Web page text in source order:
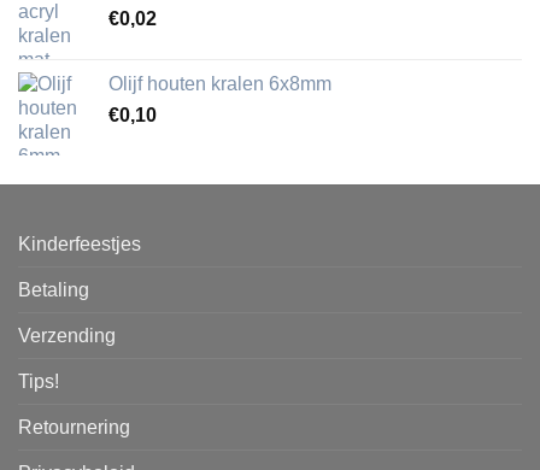
€0,02
Olijf houten kralen 6x8mm
€0,10
Kinderfeestjes
Betaling
Verzending
Tips!
Retournering